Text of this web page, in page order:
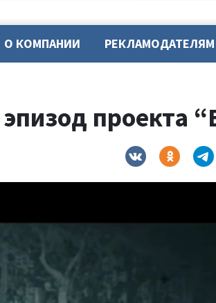
О КОМПАНИИ РЕКЛАМОДАТЕЛЯМ
проекта